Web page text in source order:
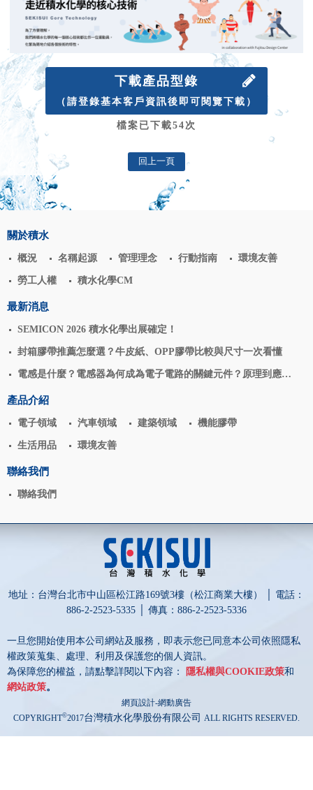
下載產品型錄
（請登錄基本客戶資訊後即可閱覽下載）
檔案已下載54次
回上一頁
關於積水
概況 名稱起源 管理理念 行動指南 環境友善
勞工人權 積水化學CM
最新消息
SEMICON 2026 積水化學出展確定！
封箱膠帶推薦怎麼選？牛皮紙、OPP膠帶比較與尺寸一次看懂
電感是什麼？電感器為何成為電子電路的關鍵元件？原理到應用
產品介紹
電子領域 汽車領域 建築領域 機能膠帶
生活用品 環境友善
聯絡我們
聯絡我們
地址：台灣台北市中山區松江路169號3樓（松江商業大樓） │ 電話：
886-2-2523-5335 │ 傳真：886-2-2523-5336
一旦您開始使用本公司網站及服務，即表示您已同意本公司依照隱私
權政策蒐集、處理、利用及保護您的個人資訊。
為保障您的權益，請點擊詳閱以下內容：
隱私權與COOKIE政策和
網站政策。
網頁設計-網動廣告
COPYRIGHT©2017台灣積水化學股份有限公司 ALL RIGHTS RESERVED.